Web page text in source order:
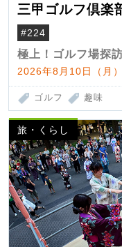
三甲ゴルフ倶
#224
極上！ゴルフ場探訪
2026年8月10日（月
ゴルフ 趣味
旅・くらし